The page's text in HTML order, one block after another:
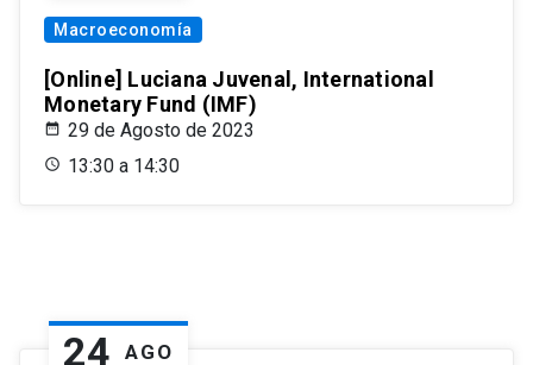
Macroeconomía
[Online] Luciana Juvenal, International
Monetary Fund (IMF)
29 de Agosto de 2023
13:30 a 14:30
24 AGO